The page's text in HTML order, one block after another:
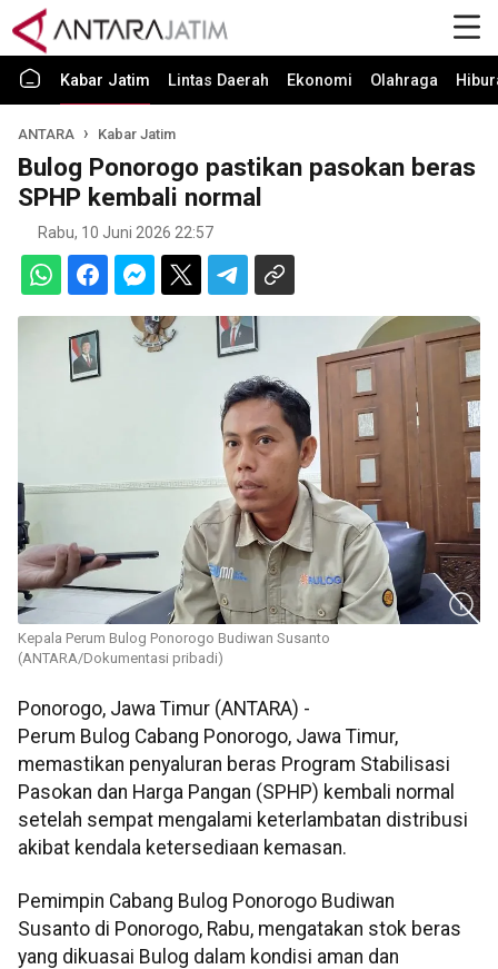
Kabar Jatim Lintas Daerah Ekonomi Olahraga
ANTARA Kabar Jatim
Bulog Ponorogo pastikan pasokan beras
SPHP kembali normal
Rabu, 10 Juni 2026 22:57
Kepala Perum Bulog Ponorogo Budiwan Susanto
(ANTARA/Dokumentasi pribadi)
Ponorogo, Jawa Timur (ANTARA) -
Perum Bulog Cabang Ponorogo, Jawa Timur,
memastikan penyaluran beras Program Stabilisasi
Pasokan dan Harga Pangan (SPHP) kembali normal
setelah sempat mengalami keterlambatan distribusi
akibat kendala ketersediaan kemasan.
Pemimpin Cabang Bulog Ponorogo Budiwan
Susanto di Ponorogo, Rabu, mengatakan stok beras
yang dikuasai Bulog dalam kondisi aman dan